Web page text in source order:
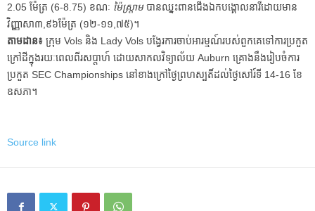
2.05 ម៉ែត្រ (6-8.75) ខណៈ ម៉ៃស្ត្រាមបាន​ឈ្នះ​ពាន​ជើង​ឯក​បង្គោល​នារី​ដោយ​មាន​
វិញ្ញាសា​៣,៩៦​ម៉ែត្រ (១២-១១,៧៥)។
តាមដាន៖ ក្រុម Vols និង Lady Vols បង្វែរការចាប់អារម្មណ៍របស់ពួកគេទៅការប្រកួត
ក្រៅដីក្នុងរយៈពេលពីរសប្តាហ៍ ដោយសាកលវិទ្យាល័យ Auburn គ្រោងនឹងរៀបចំការ
ប្រកួត SEC Championships នៅខាងក្រៅថ្ងៃព្រហស្បតិ៍ដល់ថ្ងៃសៅរ៍ទី 14-16 ខែ
ឧសភា។
Source link